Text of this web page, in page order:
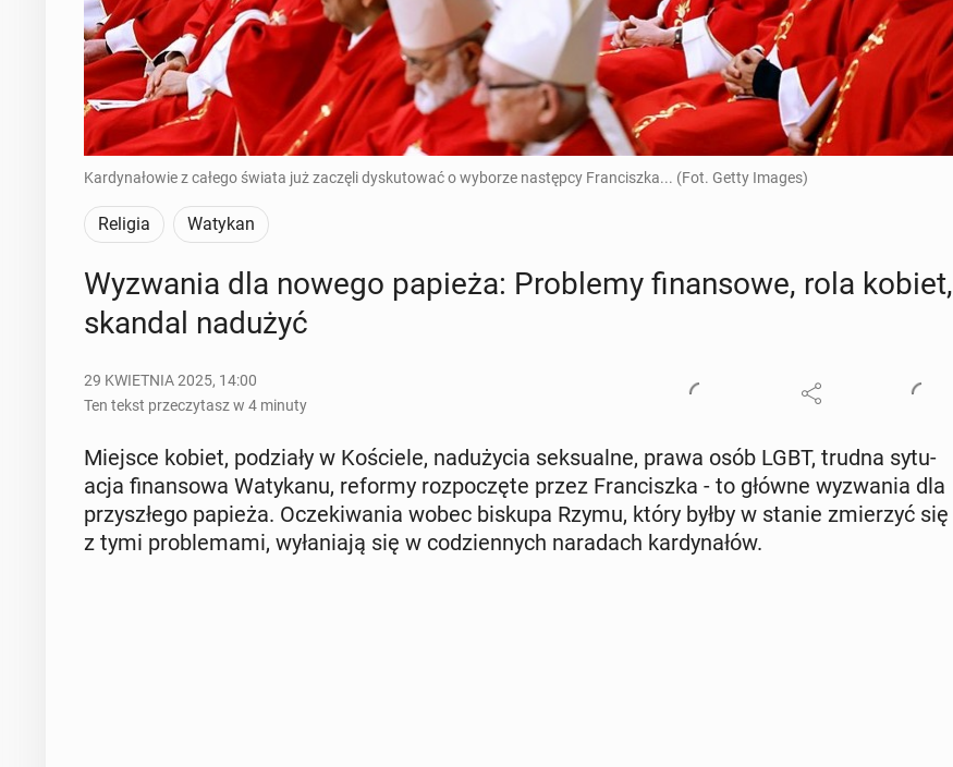
Kardynałowie z całego świata już zaczęli dyskutować o wyborze następcy Franciszka... (Fot. Getty Images)
Religia Watykan
Wy­zwa­nia dla nowego papieża: Pro­ble­my fi­nan­so­we, rola kobiet,
skandal nadużyć
29 KWIETNIA 2025, 14:00
Ten tekst przeczytasz w 4 minuty
Miejsce kobiet, po­dzia­ły w Ko­ście­le, nad­uży­cia sek­su­al­ne, prawa osób LGBT, trudna sy­tu­
acja fi­nan­so­wa Wa­ty­ka­nu, reformy roz­po­czę­te przez Fran­cisz­ka - to główne wy­zwa­nia dla
przy­szłe­go papieża. Ocze­ki­wa­nia wobec biskupa Rzymu, który byłby w stanie zmie­rzyć się
z tymi pro­ble­ma­mi, wy­ła­nia­ją się w co­dzien­nych na­ra­dach kar­dy­na­łów.